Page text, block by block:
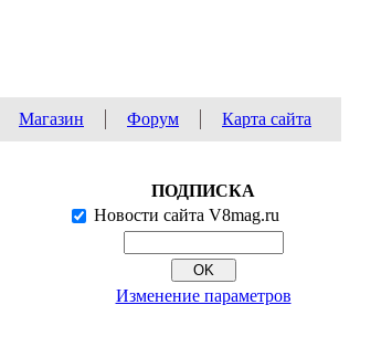
Магазин Форум Карта сайта
ПОДПИСКА
Новости сайта V8mag.ru
Изменение параметров